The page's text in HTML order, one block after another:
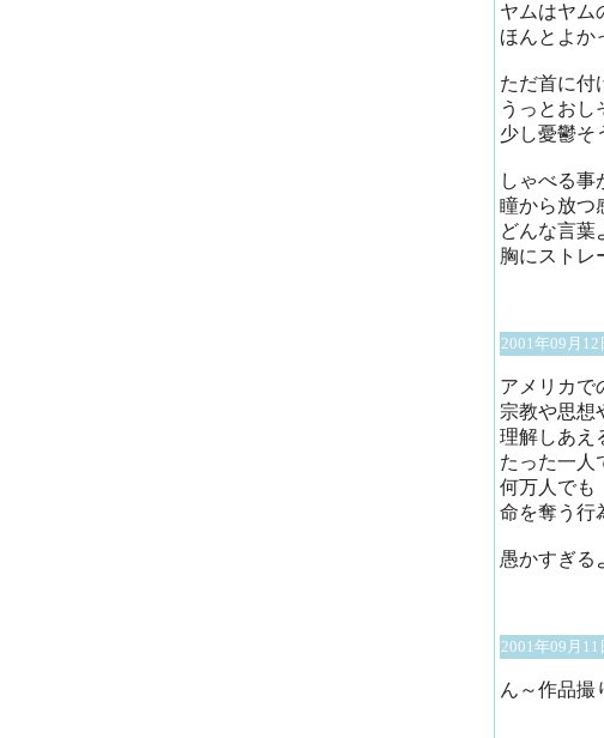
ヤムはヤム
ほんとよか
ただ首に付
うっとおし
少し憂鬱そ
しゃべる事
瞳から放つ
どんな言葉
胸にストレ
2001年09月12
アメリカで
宗教や思想
理解しあえ
たった一人
何万人でも
命を奪う行
愚かすぎる
2001年09月11
ん～作品撮